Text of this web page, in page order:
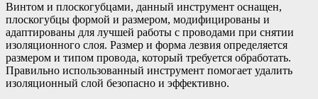
Винтом и плоскогубцами, данный инструмент оснащен,
плоскогубцы формой и размером, модифицированы и
адаптированы для лучшей работы с проводами при снятии
изоляционного слоя. Размер и форма лезвия определяется
размером и типом провода, который требуется обработать.
Правильно использованный инструмент помогает удалить
изоляционный слой безопасно и эффективно.